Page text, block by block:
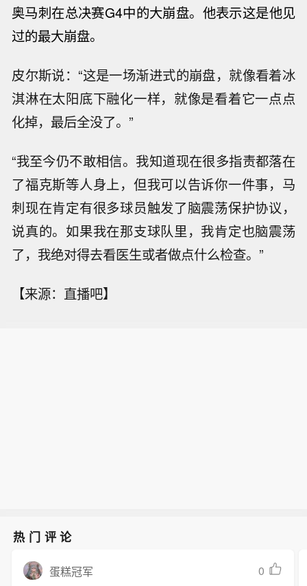
奥马刺在总决赛G4中的大崩盘。他表示这是他见
过的最大崩盘。
皮尔斯说：“这是一场渐进式的崩盘，就像看着冰
淇淋在太阳底下融化一样，就像是看着它一点点
化掉，最后全没了。”
“我至今仍不敢相信。我知道现在很多指责都落在
了福克斯等人身上，但我可以告诉你一件事，马
刺现在肯定有很多球员触发了脑震荡保护协议，
说真的。如果我在那支球队里，我肯定也脑震荡
了，我绝对得去看医生或者做点什么检查。”
【来源：直播吧】
热门评论
蛋糕冠军 0